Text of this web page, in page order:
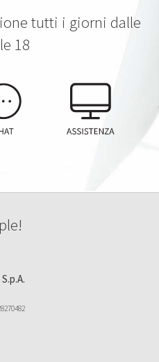
tutti i giorni dalle
18